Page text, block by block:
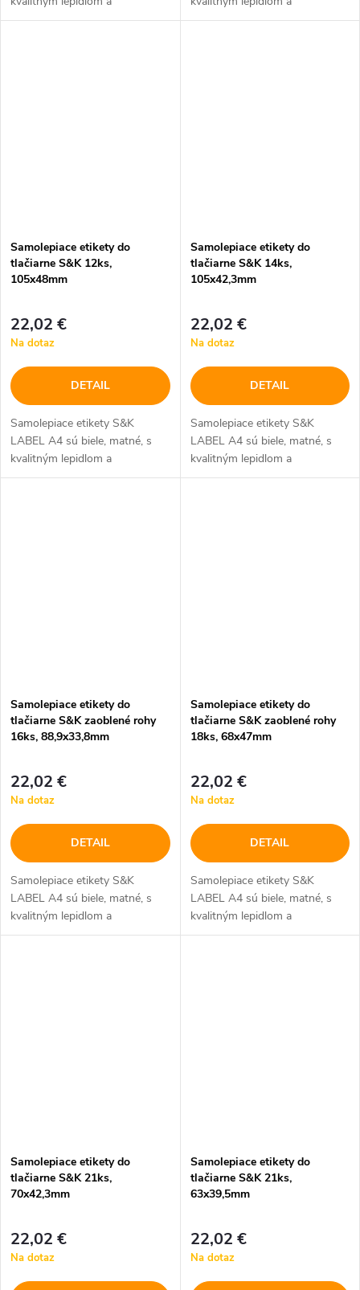
bezpečnostným okrajom
bezpečnostným okrajom
Samolepiace etikety do
tlačiarne S&K 12ks,
105x48mm
22,02 €
Na dotaz
DETAIL
Samolepiace etikety S&K
LABEL A4 sú biele, matné, s
kvalitným lepidlom a
bezpečnostným okrajom
Samolepiace etikety do
tlačiarne S&K 14ks,
105x42,3mm
22,02 €
Na dotaz
DETAIL
Samolepiace etikety S&K
LABEL A4 sú biele, matné, s
kvalitným lepidlom a
bezpečnostným okrajom
Samolepiace etikety do
tlačiarne S&K zaoblené rohy
16ks, 88,9x33,8mm
22,02 €
Na dotaz
DETAIL
Samolepiace etikety S&K
LABEL A4 sú biele, matné, s
kvalitným lepidlom a
bezpečnostným okrajom
Samolepiace etikety do
tlačiarne S&K zaoblené rohy
18ks, 68x47mm
22,02 €
Na dotaz
DETAIL
Samolepiace etikety S&K
LABEL A4 sú biele, matné, s
kvalitným lepidlom a
bezpečnostným okrajom
Samolepiace etikety do
tlačiarne S&K 21ks,
70x42,3mm
22,02 €
Na dotaz
Samolepiace etikety do
tlačiarne S&K 21ks,
63x39,5mm
22,02 €
Na dotaz